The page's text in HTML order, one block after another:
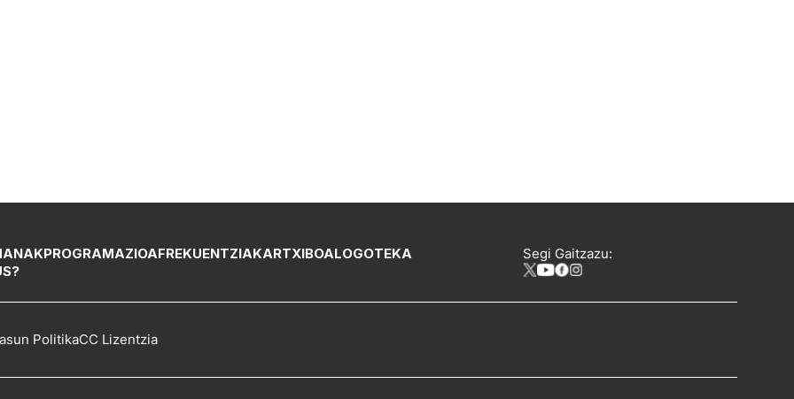
PROGRAMAZIOAFREKUENTZIAKARTXIBOALOGOTEKA
Segi Gaitzazu:
PolitikaCC Lizentzia